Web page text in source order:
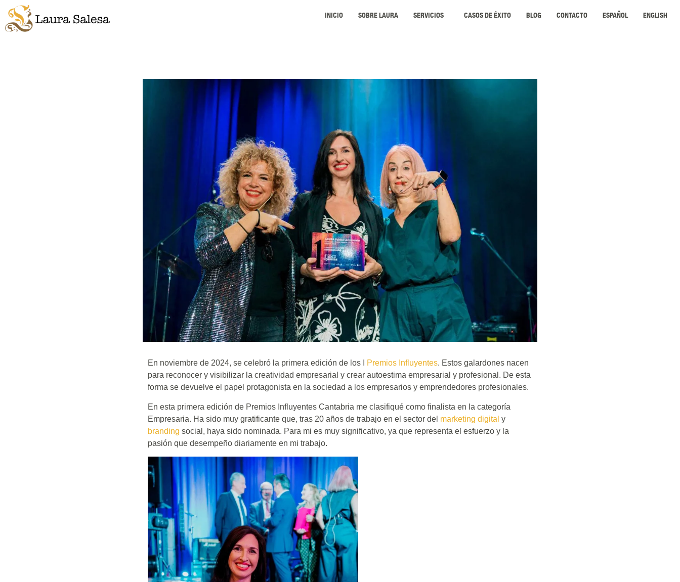
INICIO SOBRE LAURA SERVICIOS CASOS DE ÉXITO BLOG CONTACTO ESPAÑOL ENGLISH
En noviembre de 2024, se celebró la primera edición de los I Premios Influyentes. Estos galardones nacen
para reconocer y visibilizar la creatividad empresarial y crear autoestima empresarial y profesional. De esta
forma se devuelve el papel protagonista en la sociedad a los empresarios y emprendedores profesionales.
En esta primera edición de Premios Influyentes Cantabria me clasifiqué como finalista en la categoría
Empresaria. Ha sido muy gratificante que, tras 20 años de trabajo en el sector del marketing digital y
branding social, haya sido nominada. Para mi es muy significativo, ya que representa el esfuerzo y la
pasión que desempeño diariamente en mi trabajo.